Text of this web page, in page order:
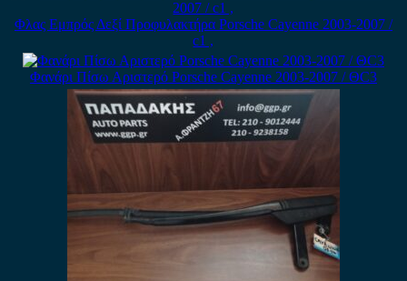
Φλας Εμπρός Δεξί Προφυλακτήρα Porsche Cayenne 2003-2007 /
c1 ,
Φανάρι Πίσω Αριστερό Porsche Cayenne 2003-2007 / ΘC3